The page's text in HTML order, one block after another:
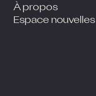
À propos
Espace nouvelles